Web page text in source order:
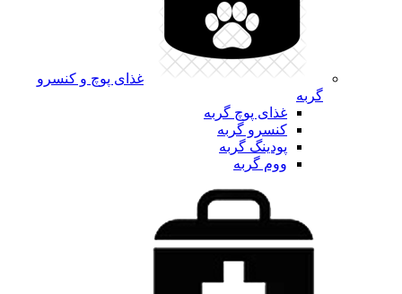
غذای پوچ و کنسرو
گربه
غذای پوچ گربه
کنسرو گربه
پودینگ گربه
ووم گربه